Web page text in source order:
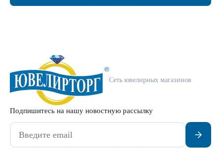
Сеть ювелирных магазинов
Подпишитесь на нашу новостную рассылку